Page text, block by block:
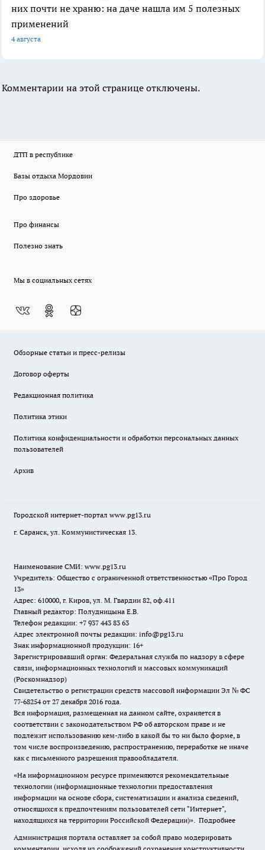
них почти не храню: на даче нашла им 5 полезных
применений
4 августа
Комментарии на этой странице отключены.
ДТП в республике
Базы отдыха Мордовии
Про здоровье
Про финансы
Полезно знать
Мы в социальных сетях
Обзорные статьи и пресс-релизы
Договор оферты
Редакционная политика
Политика этики
Политика конфиденциальности и обработки персональных данных
пользователей
Архив
Городской интернет-портал www.pg13.ru
г. Саранск, ул. Коммунистическая 13.
Наименование СМИ: www.pg13.ru
Учредитель: Общество с ограниченной ответственностью «Про Город
13»
Адрес: 610000, г. Киров, ул. М. Гвардии 82, оф.411
Главный редактор: Полудницына Е.В.
Телефон редакции: +7 937 443 83 63
Адрес электронной почты редакции: info@pg13.ru
Знак информационной продукции: 16+
Зарегистрировавший орган: Федеральная служба по надзору в сфере
связи, информационных технологий и массовых коммуникаций
(Роскомнадзор)
Свидетельство о регистрации средств массовой информации Эл № ФС
77-68254 от 27 декабря 2016 года.
Вся информация, размещенная на данном сайте, охраняется в
соответствии с законодательством РФ об авторском праве и не
подлежит использованию кем-либо в какой бы то ни было форме, в
том числе воспроизведению, распространению, переработке не иначе
как с письменного разрешения правообладателя.
«На информационном ресурсе применяются рекомендательные
технологии (информационные технологии предоставления
информации на основе сбора, систематизации и анализа сведений,
относящихся к предпочтениям пользователей сети "Интернет",
находящихся на территории Российской Федерации)». Подробнее
Администрация портала оставляет за собой право модерировать